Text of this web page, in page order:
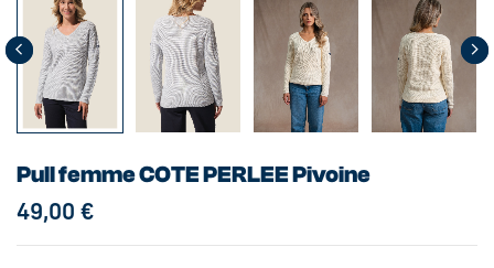
Pull femme COTE PERLEE Pivoine
49,00 €